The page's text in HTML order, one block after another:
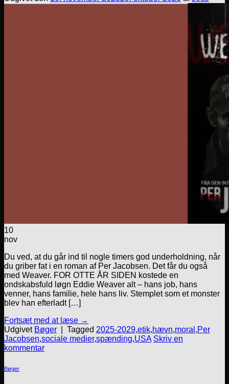
10
nov
Du ved, at du går ind til nogle timers god underholdning, når
du griber fat i en roman af Per Jacobsen. Det får du også
med Weaver. FOR OTTE ÅR SIDEN kostede en
ondskabsfuld løgn Eddie Weaver alt – hans job, hans
venner, hans familie, hele hans liv. Stemplet som et monster
blev han efterladt […]
Fortsæt med at læse →
Udgivet Bøger Tagged 2025-2029,etik,hævn,moral ,Per
Jacobsen,sociale medier,spænding,USA Skriv en
kommentar
Bøger